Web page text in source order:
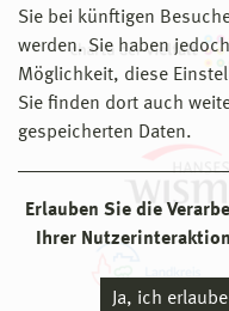
Sie bei künftigen
werden. Sie haben
Möglichkeit, diese
Sie finden dort auch
gespeicherten Daten.
Erlauben Sie die
Ihrer
Ja, ich